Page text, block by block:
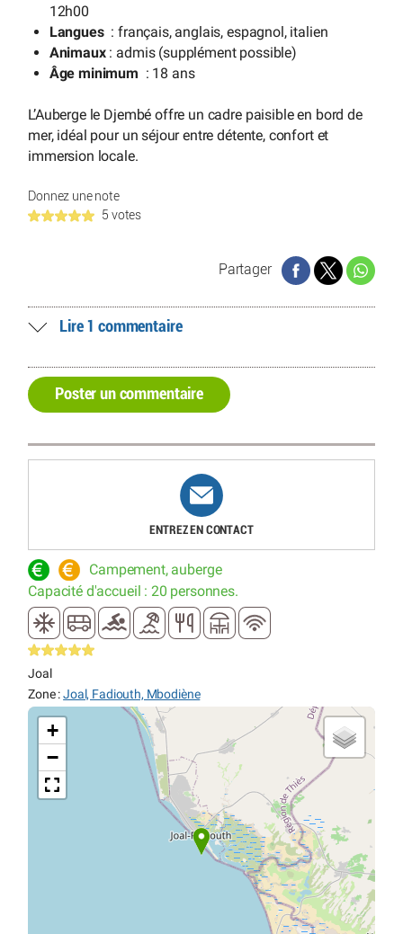
12h00
Langues : français, anglais, espagnol, italien
Animaux: admis (supplément possible)
Âge minimum : 18 ans
L’Auberge le Djembé offre un cadre paisible en bord de
mer, idéal pour un séjour entre détente, confort et
immersion locale.
Donnez une note
5 votes
Partager
Lire 1 commentaire
Poster un commentaire
ENTREZ EN CONTACT
Campement, auberge
Capacité d'accueil : 20 personnes.
Joal
Zone :Joal, Fadiouth, Mbodiène
+
−